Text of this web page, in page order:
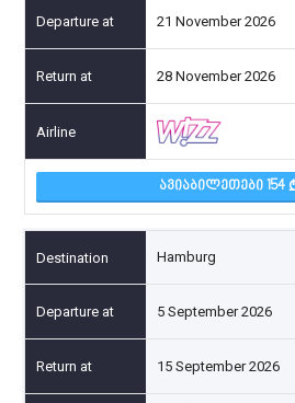
21 November 2026
28 November 2026
ᲐᲕᲘᲐᲑᲘᲚᲔᲗᲔᲑᲘ 154
Hamburg
5 September 2026
15 September 2026